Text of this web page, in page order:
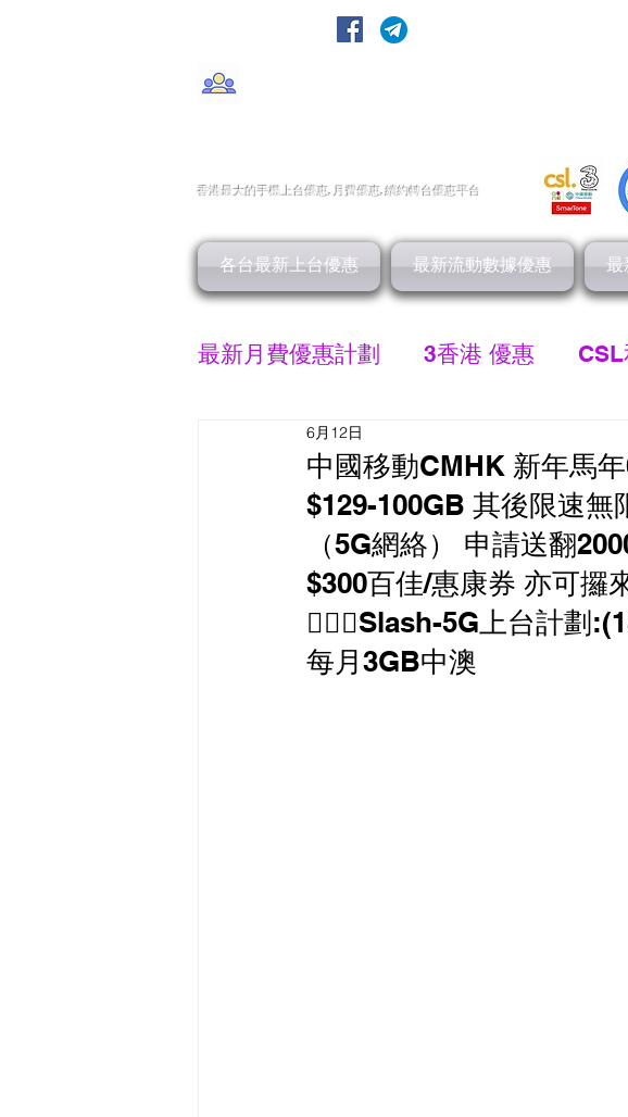
香港最大的手機上台優惠, 月費優惠,續約轉台優惠平台
各台最新上台優惠 最新流動數據優惠 最
最新月費優惠計劃 3香港 優惠
SMARTONE 優惠
最新流動數據優惠 香港寬頻 優惠
有線寬頻 i-CABLE 家居寬頻優惠
中國移動CMHK 新年馬
$129-100GB 其後限速
（5G網絡） 申請送翻
$300百佳/惠康券 亦可攞
👱🏻‍♀️Slash-5G上台計劃
每月3GB中澳
6月12日